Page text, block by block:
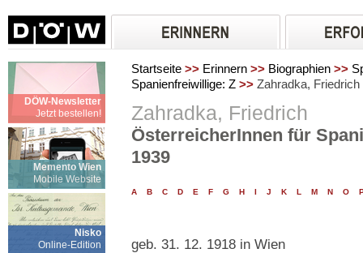
DÖW-Newsletter
Jetzt bestellen!
Memento Wien
Mobile Website
Nisko
Online-Edition
Startseite >> Erinnern >> Biographien >>
Spanienfreiwillige: Z >> Zahradka, Friedrich
Zahradka, Friedrich
ÖsterreicherInnen für
1939
A B C D E F G H I J K L M N O
geb. 31. 12. 1918 in Wien